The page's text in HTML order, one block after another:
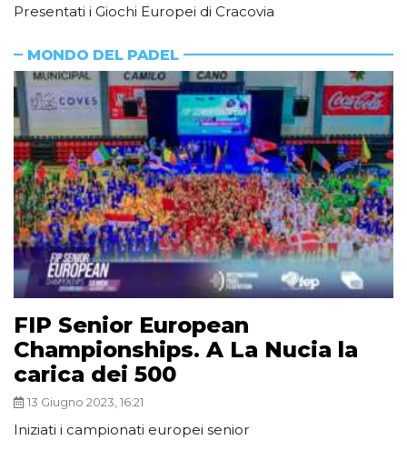
Presentati i Giochi Europei di Cracovia
MONDO DEL PADEL
FIP Senior European
Championships. A La Nucia la
carica dei 500
13 Giugno 2023, 16:21
Iniziati i campionati europei senior